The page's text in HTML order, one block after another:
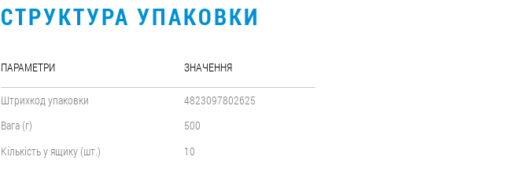
СТРУКТУРА УПАКОВКИ
ПАРАМЕТРИ ЗНАЧЕННЯ
Штрихкод упаковки
4823097802625
Вага (г)
500
Кількість у ящику (шт.)
10